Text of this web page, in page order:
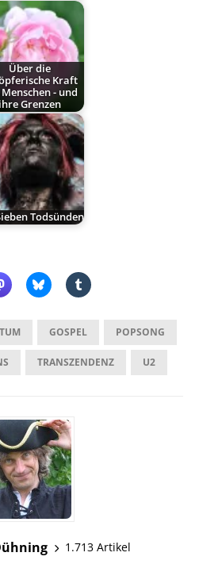
Über die
Kraft
- und
ihre Grenzen
Todsünden
GOSPEL POPSONG
TRANSZENDENZ U2
1.713 Artikel